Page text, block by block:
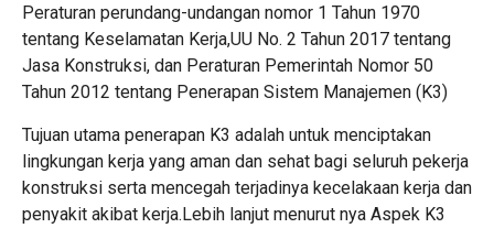
Peraturan perundang-undangan nomor 1 Tahun 1970
tentang Keselamatan Kerja,UU No. 2 Tahun 2017 tentang
Jasa Konstruksi, dan Peraturan Pemerintah Nomor 50
Tahun 2012 tentang Penerapan Sistem Manajemen (K3)
Tujuan utama penerapan K3 adalah untuk menciptakan
lingkungan kerja yang aman dan sehat bagi seluruh pekerja
konstruksi serta mencegah terjadinya kecelakaan kerja dan
penyakit akibat kerja.Lebih lanjut menurut nya Aspek K3